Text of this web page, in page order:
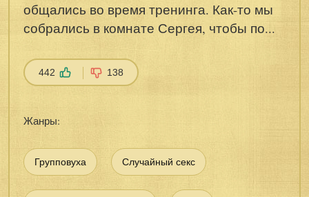
общались во время тренинга. Как-то мы
собрались в комнате Сергея, чтобы по...
442 138
Жанры:
Групповуха Случайный секс